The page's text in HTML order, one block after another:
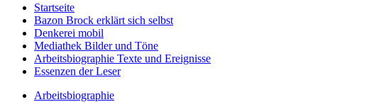
Startseite
Bazon Brock erklärt sich selbst
Denkerei mobil
Mediathek Bilder und Töne
Arbeitsbiographie Texte und Ereignisse
Essenzen der Leser
Arbeitsbiographie